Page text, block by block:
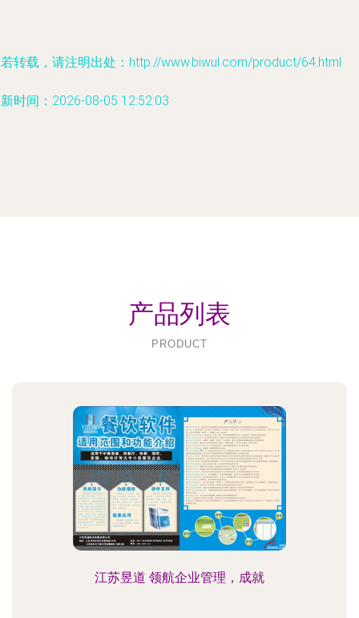
转载，请注明出处：http://www.biwul.com/product/64.html
时间：2026-08-05 12:52:03
产品列表
PRODUCT
江苏昱道 领航企业管理，成就